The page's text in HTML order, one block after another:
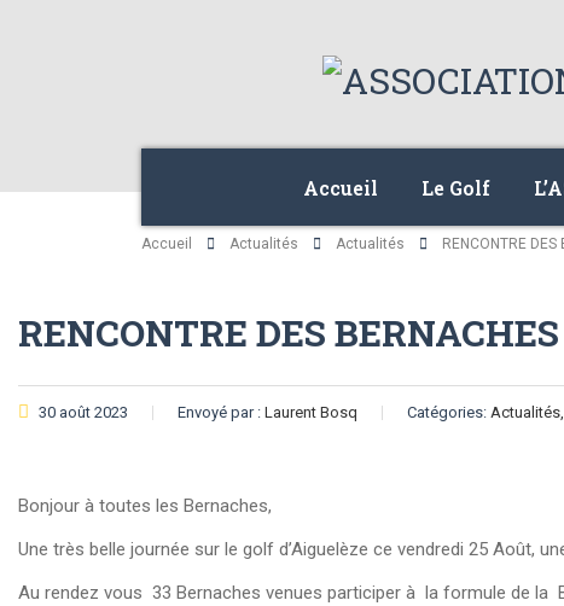
Accueil Le Golf
Accueil Actualités Actualités RENCONTRE
RENCONTRE DES
30 août 2023 Envoyé par : Laurent Bosq Catégories:
Bonjour à toutes les Bernaches,
Une très belle journée sur le golf d’Aiguelèze ce vendredi 25 Août,
Au rendez vous 33 Bernaches venues participer à la formule de la